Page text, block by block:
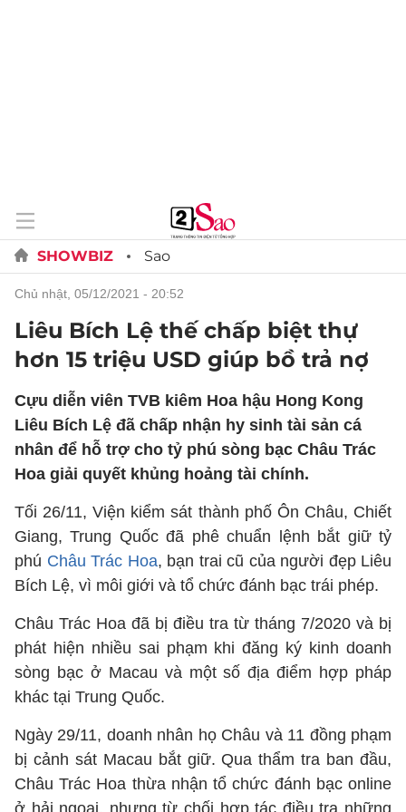
SHOWBIZ Sao
chủ nhật, 05/12/2021 - 20:52
Liêu Bích Lệ thế chấp biệt thự
hơn 15 triệu USD giúp bồ trả nợ
Cựu diễn viên TVB kiêm Hoa hậu Hong Kong
Liêu Bích Lệ đã chấp nhận hy sinh tài sản cá
nhân để hỗ trợ cho tỷ phú sòng bạc Châu Trác
Hoa giải quyết khủng hoảng tài chính.
Tối 26/11, Viện kiểm sát thành phố Ôn Châu, Chiết
Giang, Trung Quốc đã phê chuẩn lệnh bắt giữ tỷ
phú Châu Trác Hoa, bạn trai cũ của người đẹp Liêu
Bích Lệ, vì môi giới và tổ chức đánh bạc trái phép.
Châu Trác Hoa đã bị điều tra từ tháng 7/2020 và bị
phát hiện nhiều sai phạm khi đăng ký kinh doanh
sòng bạc ở Macau và một số địa điểm hợp pháp
khác tại Trung Quốc.
Ngày 29/11, doanh nhân họ Châu và 11 đồng phạm
bị cảnh sát Macau bắt giữ. Qua thẩm tra ban đầu,
Châu Trác Hoa thừa nhận tổ chức đánh bạc online
ở hải ngoại, nhưng từ chối hợp tác điều tra những